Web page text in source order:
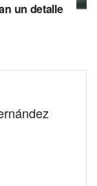
un detalle